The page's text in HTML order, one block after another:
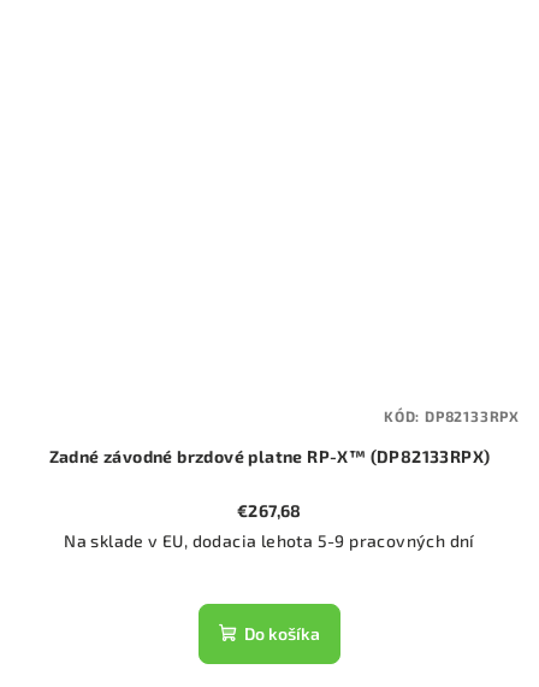
Zadné závodné brzdové platne RP-X™ (DP82133RPX)
€267,68
Na sklade v EU, dodacia lehota 5-9 pracovných dní
Do košíka
KÓD: DP82133RPX